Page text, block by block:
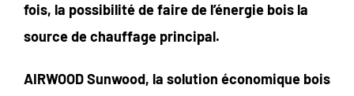
fois, la possibilité de faire de l’énergie bois la
source de chauffage principal.
AIRWOOD Sunwood, la solution économique bois